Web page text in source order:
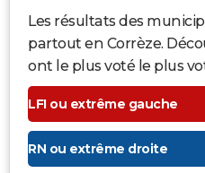
Les résultats des
partout en Corrèze.
ont le plus voté le plus
LFI ou extrême gauche
RN ou extrême droite